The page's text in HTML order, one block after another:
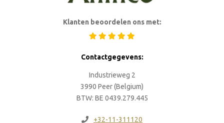
Klanten beoordelen ons met:
Contactgegevens:
Industrieweg 2
3990 Peer (Belgium)
BTW: BE 0439.279.445
+32-11-311120